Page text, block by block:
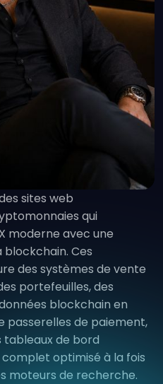
sites web
qui
moderne avec une
Ces
des systèmes de vente
portefeuilles, des
blockchain en
passerelles de paiement,
tableaux de bord
optimisé à la fois
moteurs de recherche.